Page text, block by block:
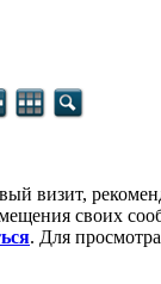
визит,
своих
. Для